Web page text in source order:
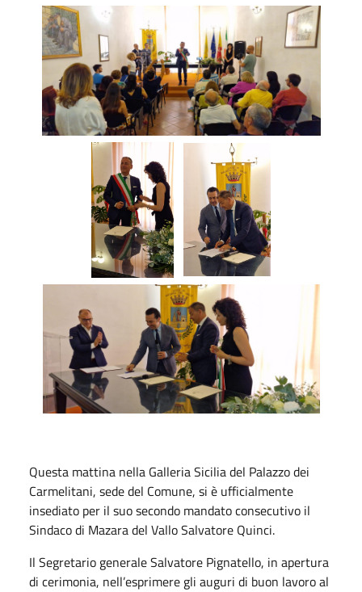
Questa mattina nella Galleria Sicilia del Palazzo dei
Carmelitani, sede del Comune, si è ufficialmente
insediato per il suo secondo mandato consecutivo il
Sindaco di Mazara del Vallo Salvatore Quinci.
Il Segretario generale Salvatore Pignatello, in apertura
di cerimonia, nell’esprimere gli auguri di buon lavoro al